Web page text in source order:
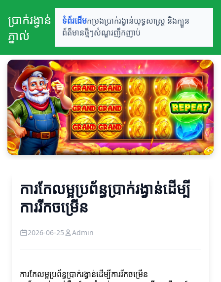
ប្រាក់រង្វាន់
ភ្នាល់
ទំព័រដើមកម្រងប្រាក់រង្វាន់យុទ្ធសាស្ត្រ និងក្បួន
ព័ត៏មានថ្មីៗសំណួរញឹកញាប់
ការកែលម្អប្រព័ន្ធប្រាក់រង្វាន់ដើម្បី
ការរីកចម្រើន
2026-06-25 Admin
ការកែលម្អប្រព័ន្ធប្រាក់រង្វាន់ដើម្បីការរីកចម្រើន